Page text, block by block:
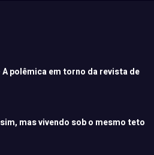
polêmica em torno da revista de
mas vivendo sob o mesmo teto